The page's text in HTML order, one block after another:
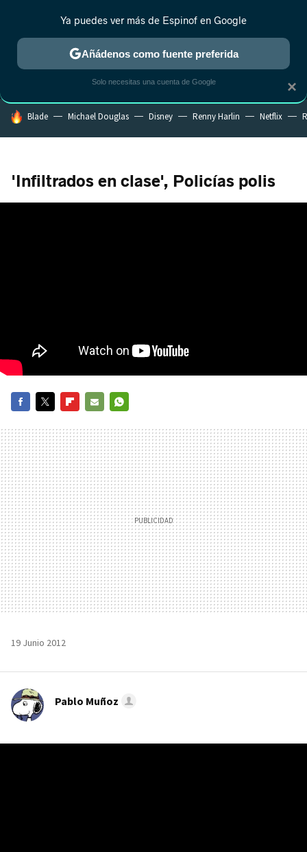
MENÚ NUEVO
ESTRENOS REALITY ANIME RANKINGS CINE
HOY SE HABLA DE
Blade Michael Douglas Disney Renny Harlin Netflix
'Infiltrados en clase', Policías polis
MAIL
19 Junio 2012
Pablo Muñoz
×
Ya puedes ver más de Espinof en Google
Añádenos como fuente preferida
Solo necesitas una cuenta de Google